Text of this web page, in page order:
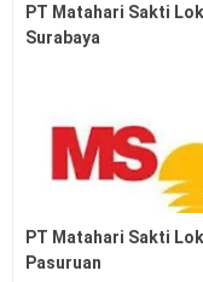
PT Matahari Sakti
Surabaya
PT Matahari Sakti
Pasuruan